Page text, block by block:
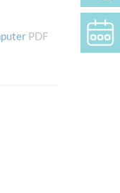
PDF